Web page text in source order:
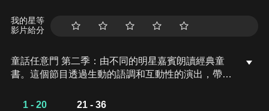
我的星等
影片給分
童話任意門 第二季：由不同的明星嘉賓朗讀經典童
書。這個節目透過生動的語調和互動性的演出，帶領
和娛樂兼具的文學冒險，成為家庭中共享的特別時
1 - 20 21 - 36